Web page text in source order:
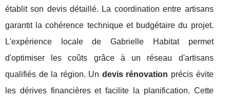
établit son devis détaillé. La coordination entre artisans
garantit la cohérence technique et budgétaire du projet.
L'expérience locale de Gabrielle Habitat permet
d'optimiser les coûts grâce à un réseau d'artisans
qualifiés de la région. Un devis rénovation précis évite
les dérives financières et facilite la planification. Cette